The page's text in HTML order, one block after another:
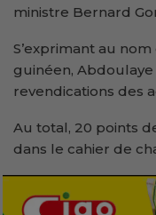
ministre Bernard
S’exprimant au
guinéen,
revendications des
Au total, 20 points
dans le cahier de